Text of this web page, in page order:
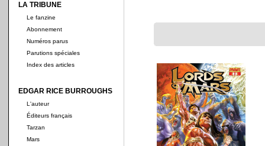
LA TRIBUNE
Le fanzine
Abonnement
Numéros parus
Parutions spéciales
Index des articles
EDGAR RICE BURROUGHS
L'auteur
Éditeurs français
Tarzan
Mars